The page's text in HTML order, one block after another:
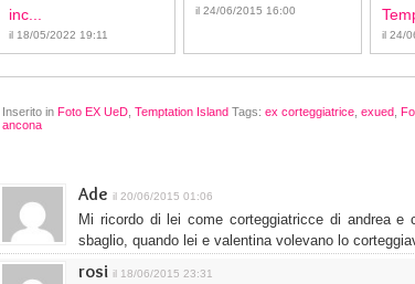
inc...
il 18/05/2022 19:11
il 24/06/2015 16:00
il 24/
Inserito in Foto EX UeD Temptation Island Tags: ex corteggiatrice exued
ancona
Ade il 20/06/2015 01:06
Mi ricordo di lei come corteggiatricce di andrea
sbaglio, quando lei e valentina volevano lo
rosi il 18/06/2015 23:31